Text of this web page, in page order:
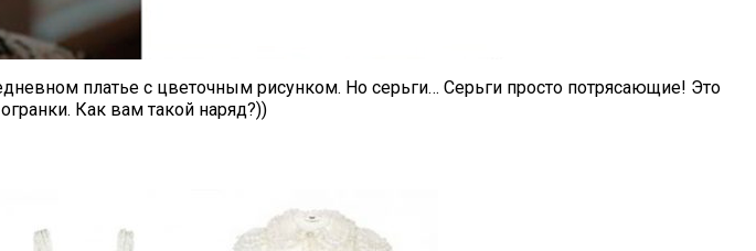
платье с цветочным рисунком. Но серьги… Серьги просто потрясающие! Это
Как вам такой наряд?))